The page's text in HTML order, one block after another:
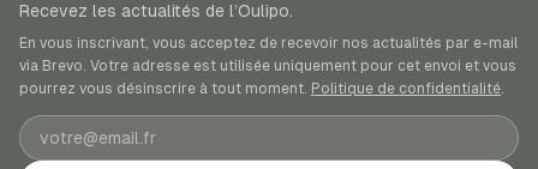
Recevez les actualités de l’Oulipo.
En vous inscrivant, vous acceptez de recevoir nos actualités par e-mail
via Brevo. Votre adresse est utilisée uniquement pour cet envoi et vous
pourrez vous désinscrire à tout moment. Politique de confidentialité.
Adresse e-mail